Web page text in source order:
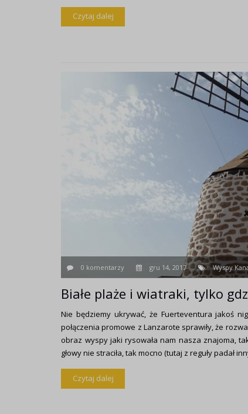
Czytaj dalej
0 komentarzy gru 14, 2017 Wyspy
Białe plaże i wiatraki, tylko
Nie będziemy ukrywać, że Fuerteventura jakoś
połączenia promowe z Lanzarote sprawiły, że
obraz wyspy jaki rysowała nam nasza znajoma,
głowy nie straciła, tak mocno (tutaj z reguły padał
Czytaj dalej